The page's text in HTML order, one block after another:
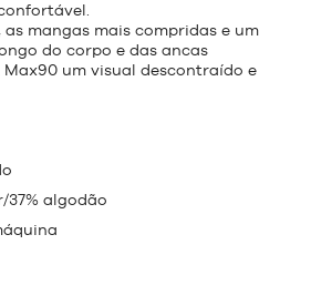
as mangas mais compridas e um
do corpo e das ancas
um visual descontraído e
37% algodão